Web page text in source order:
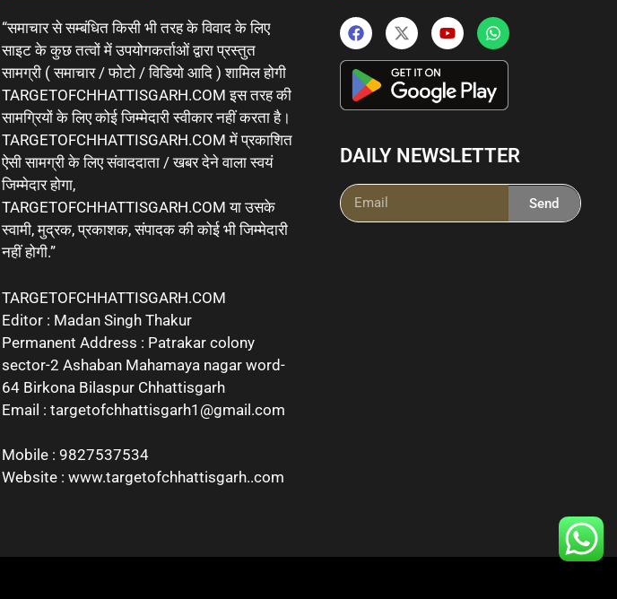
“समाचार से सम्बंधित किसी भी तरह के विवाद के लिए
साइट के कुछ तत्वों में उपयोगकर्ताओं द्वारा प्रस्तुत
सामग्री ( समाचार / फोटो / विडियो आदि ) शामिल होगी
TARGETOFCHHATTISGARH.COM इस तरह की
सामग्रियों के लिए कोई जिम्मेदारी स्वीकार नहीं करता है।
TARGETOFCHHATTISGARH.COM में प्रकाशित
ऐसी सामग्री के लिए संवाददाता / खबर देने वाला स्वयं
जिम्मेदार होगा,
TARGETOFCHHATTISGARH.COM या उसके
स्वामी, मुद्रक, प्रकाशक, संपादक की कोई भी जिम्मेदारी
नहीं होगी.”
TARGETOFCHHATTISGARH.COM
Editor : Madan Singh Thakur
Permanent Address : Patrakar colony
sector-2 Ashaban Mahamaya nagar word-
64 Birkona Bilaspur Chhattisgarh
Email : targetofchhattisgarh1@gmail.com
Mobile : 9827537534
Website : www.targetofchhattisgarh..com
DAILY NEWSLETTER
Send